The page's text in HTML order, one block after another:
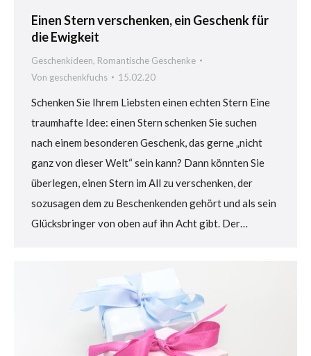
Einen Stern verschenken, ein Geschenk für
die Ewigkeit
Geschenkideen, Romantische Geschenke
Von geschenkfuchs 15.02.20
Schenken Sie Ihrem Liebsten einen echten Stern Eine
traumhafte Idee: einen Stern schenken Sie suchen
nach einem besonderen Geschenk, das gerne „nicht
ganz von dieser Welt“ sein kann? Dann könnten Sie
überlegen, einen Stern im All zu verschenken, der
sozusagen dem zu Beschenkenden gehört und als sein
Glücksbringer von oben auf ihn Acht gibt. Der…